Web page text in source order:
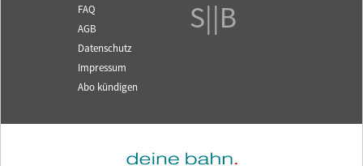
FAQ
AGB
Datenschutz
Impressum
Abo kündigen
S||B